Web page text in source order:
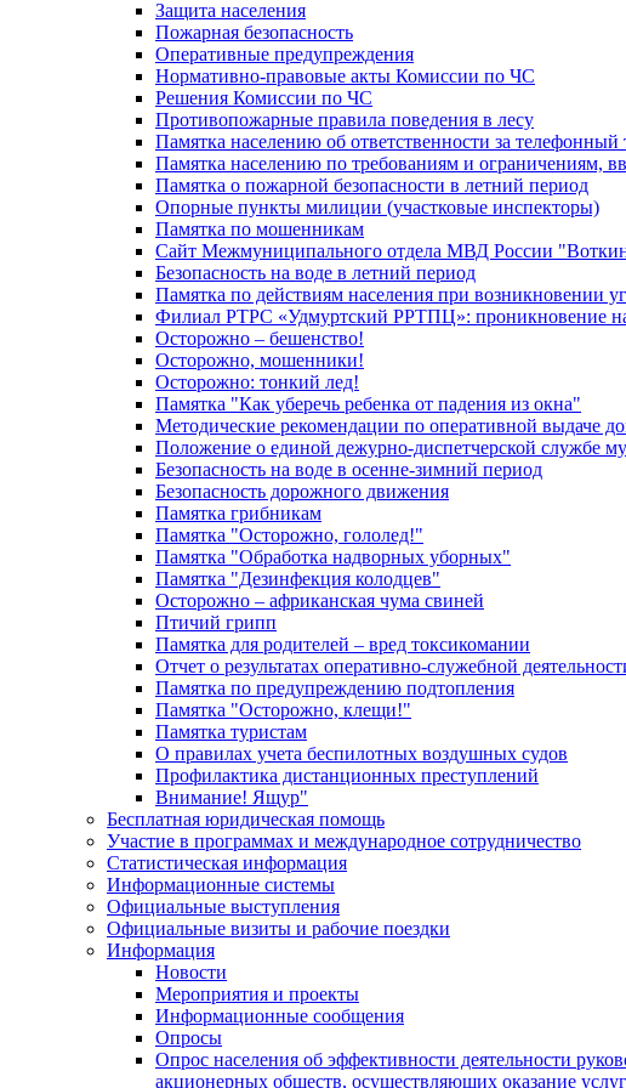
Защита населения
Пожарная безопасность
Оперативные предупреждения
Нормативно-правовые акты Комиссии по ЧС
Решения Комиссии по ЧС
Противопожарные правила поведения в лесу
Памятка населению об ответственности за телефонный
Памятка населению по требованиям и
Памятка о пожарной безопасности в летний период
Опорные пункты милиции (участковые инспекторы)
Памятка по мошенникам
Сайт Межмуниципального отдела МВД России
Безопасность на воде в летний период
Памятка по действиям населения при возникновении
Филиал РТРС «Удмуртский РРТПЦ»: проникновение на
Осторожно – бешенство!
Осторожно, мошенники!
Осторожно: тонкий лед!
Памятка "Как уберечь ребенка от падения из окна"
Методические рекомендации по оперативной выдаче
Положение о единой дежурно-диспетчерской службе
Безопасность на воде в осенне-зимний период
Безопасность дорожного движения
Памятка грибникам
Памятка "Осторожно, гололед!"
Памятка "Обработка надворных уборных"
Памятка "Дезинфекция колодцев"
Осторожно – африканская чума свиней
Птичий грипп
Памятка для родителей – вред токсикомании
Отчет о результатах оперативно-служебной
Памятка по предупреждению подтопления
Памятка "Осторожно, клещи!"
Памятка туристам
О правилах учета беспилотных воздушных судов
Профилактика дистанционных преступлений
Внимание! Ящур"
Бесплатная юридическая помощь
Участие в программах и международное сотрудничество
Статистическая информация
Информационные системы
Официальные выступления
Официальные визиты и рабочие поездки
Информация
Новости
Мероприятия и проекты
Информационные сообщения
Опросы
Опрос населения об эффективности деятельности
акционерных обществ, осуществляющих оказание